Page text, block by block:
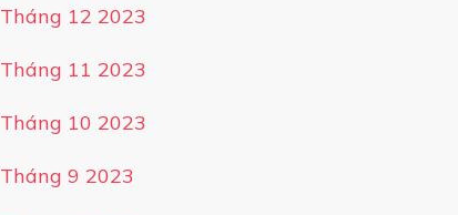
Tháng 12 2023
Tháng 11 2023
Tháng 10 2023
Tháng 9 2023